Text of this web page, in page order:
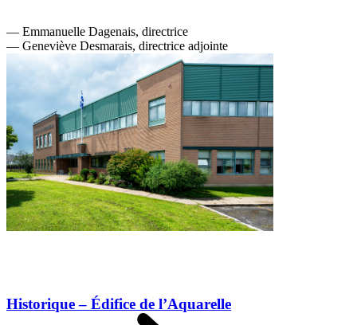
— Emmanuelle Dagenais, directrice
— Geneviève Desmarais, directrice adjointe
Historique – Édifice de l’Aquarelle